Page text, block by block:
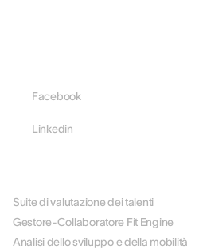
Facebook
Linkedin
Suite di valutazione dei talenti
Gestore-Collaboratore Fit Engine
Analisi dello sviluppo e della mobilità